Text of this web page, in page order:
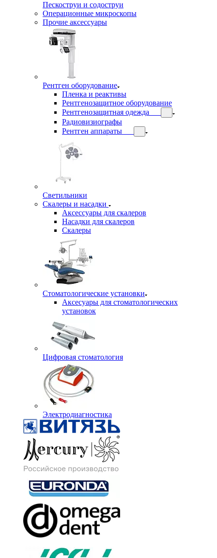
Пескоструи и содоструи
Операционные микроскопы
Прочие аксессуары
Рентген оборудование
Пленка и реактивы
Рентгенозащитное оборудование
Рентгенозащитная одежда
Радиовизиографы
Рентген аппараты
Светильники
Скалеры и насадки
Аксессуары для скалеров
Насадки для скалеров
Скалеры
Стоматологические установки
Аксесуары для стоматологических
установок
Цифровая стоматология
Электродиагностика